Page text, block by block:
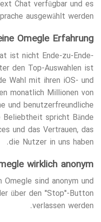
Chat verfügbar und es
ausgewählt werden.
Omegle Erfahrung
ist nicht Ende-zu-Ende-
den Top-Auswahlen ist
Wahl mit ihren iOS- und
monatlich Millionen von
und benutzerfreundliche
Beliebtheit spricht Bände
und das Vertrauen, das
die Nutzer in uns haben.
wirklich anonym?
sind anonym und
über den "Stop"-Button
verlassen werden.